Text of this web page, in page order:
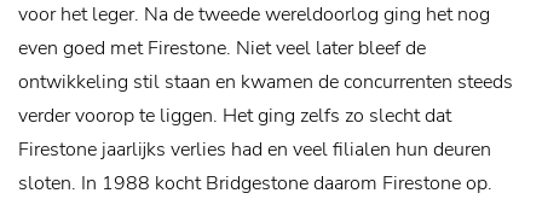
voor het leger. Na de tweede wereldoorlog ging het nog
even goed met Firestone. Niet veel later bleef de
ontwikkeling stil staan en kwamen de concurrenten steeds
verder voorop te liggen. Het ging zelfs zo slecht dat
Firestone jaarlijks verlies had en veel filialen hun deuren
sloten. In 1988 kocht Bridgestone daarom Firestone op.